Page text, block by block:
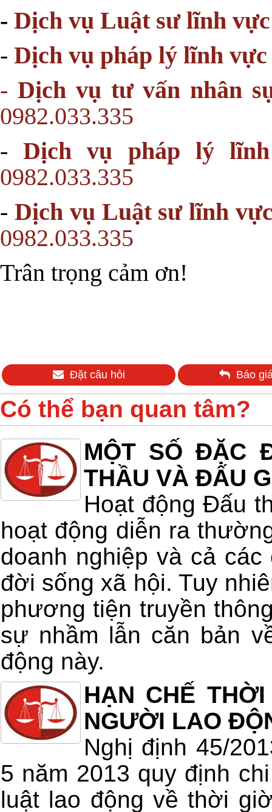
- Dịch vụ Luật sư lĩnh
- Dịch vụ pháp lý lĩnh
- Dịch vụ tư vấn nhân
0982.033.335
-Dịch vụ pháp lý
0982.033.335
- Dịch vụ Luật sư lĩnh
0982.033.335
Trân trọng cảm ơn!
Đặt câu hỏi Báo
Có thể bạn quan tâm?
MỘT SỐ ĐẶC
THẦU VÀ ĐẤU
Hoạt động Đấu
hoạt động diễn ra
doanh nghiệp và cả
đời sống xã hội. Tuy
phương tiện truyền
sự nhầm lẫn căn bản
động này.
HẠN CHẾ
NGƯỜI LAO
Nghị định 45/
5 năm 2013 quy định
luật lao động về thời